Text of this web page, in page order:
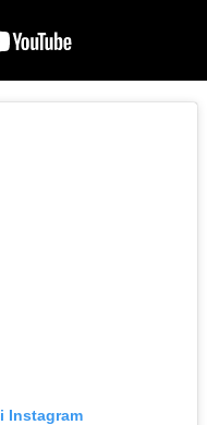
Instagram